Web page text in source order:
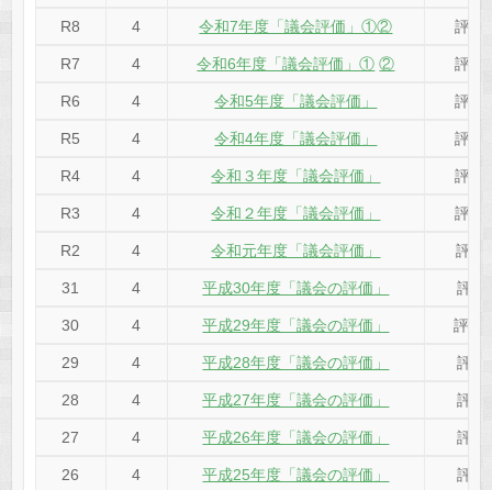
R8 4 令和7年度「議会評価」①② 評価
R7 4 令和6年度「議会評価」① ② 評価
R6 4 令和5年度「議会評価」 評価
R5 4 令和4年度「議会評価」 評価
R4 4 令和３年度「議会評価」 評価
R3 4 令和２年度「議会評価」 評価
R2 4 令和元年度「議会評価」 評価
31 4 平成30年度「議会の評価」 評価
30 4 平成29年度「議会の評価」 評価
29 4 平成28年度「議会の評価」 評価
28 4 平成27年度「議会の評価」 評価
27 4 平成26年度「議会の評価」 評価
26 4 平成25年度「議会の評価」 評価